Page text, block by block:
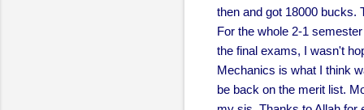
then and got 18000 bucks.
For the whole 2-1
the final exams, I wasn't
Mechanics is what I think
be back on the merit list.